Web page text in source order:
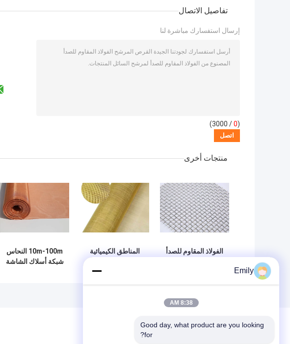
تفاصيل الاتصال
إرسال استفسارك مباشرة لنا
(
0
/ 3000)
منتجات أخرى
الفولاذ المقاوم للصدأ
المناطق الكيميائية
سلك القماش شبكة
10m-100m النحاس
شبكة أسلاك الشاشة
Emily
8:38 AM
Good day, what product are you looking
for?